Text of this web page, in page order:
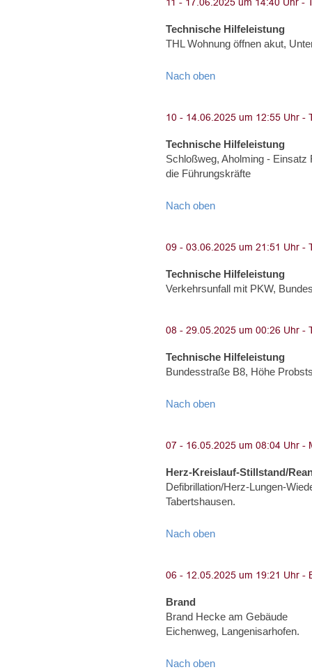
Technische Hilfeleistung
THL Wohnung öffnen akut,
Nach oben
Technische Hilfeleistung
Schloßweg, Aholming - Einsatz
die Führungskräfte
Nach oben
Technische Hilfeleistung
Verkehrsunfall mit PKW,
Technische Hilfeleistung
Bundesstraße B8, Höhe
Nach oben
Herz-Kreislauf-Stillstand/
Defibrillation/Herz-Lungen-
Tabertshausen.
Nach oben
Brand
Brand Hecke am Gebäude
Eichenweg, Langenisarhofen.
Nach oben